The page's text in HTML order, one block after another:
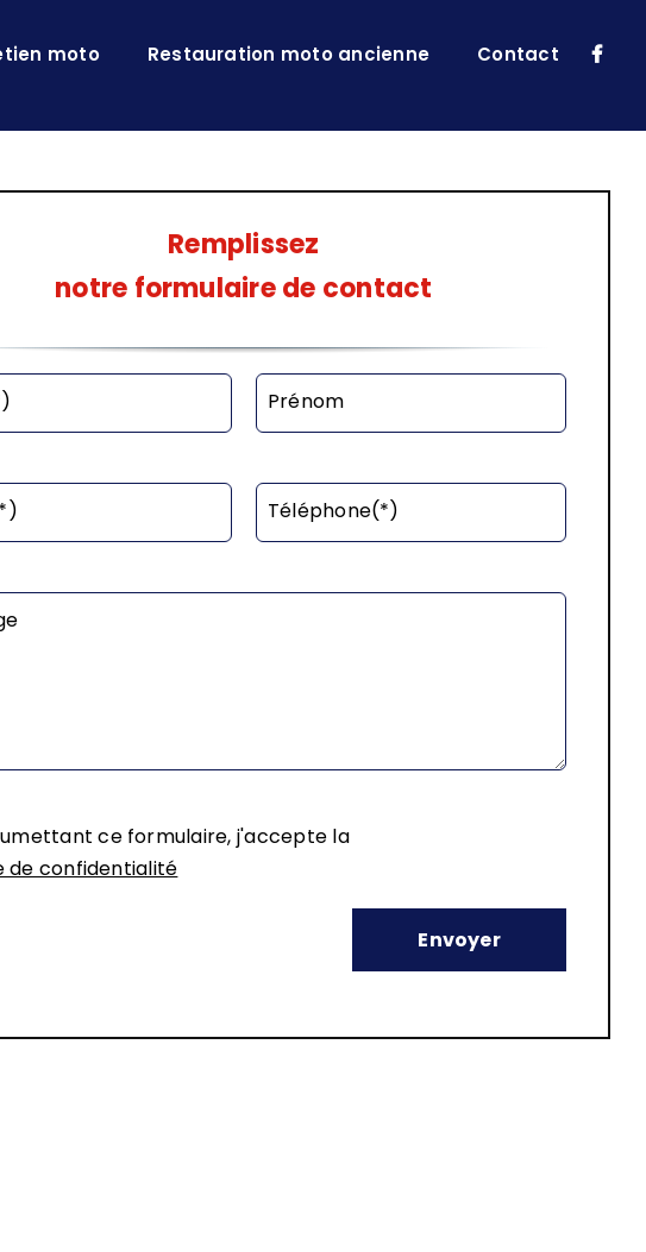
moto Restauration moto ancienne Contact
Remplissez
notre formulaire de contact
Prénom
Téléphone(*)
ce formulaire, j'accepte la
de confidentialité